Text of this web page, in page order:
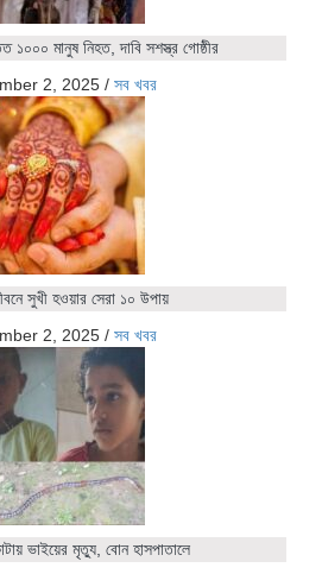
১০০০ মানুষ নিহত, দাবি সশস্ত্র গোষ্ঠীর
2, 2025 / সব খবর
সুখী হওয়ার সেরা ১০ উপায়
2, 2025 / সব খবর
ভাইয়ের মৃত্যু, বোন হাসপাতালে